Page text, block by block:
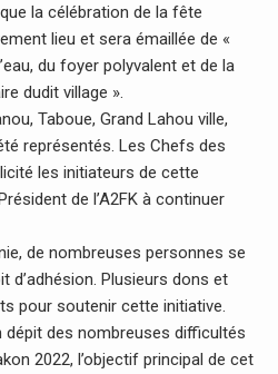
la célébration de la fête
lieu et sera émaillée de «
du foyer polyvalent et de la
dudit village ».
Taboue, Grand Lahou ville,
représentés. Les Chefs des
les initiateurs de cette
de l’A2FK à continuer
de nombreuses personnes se
d’adhésion. Plusieurs dons et
pour soutenir cette initiative.
dépit des nombreuses difficultés
2022, l’objectif principal de cet